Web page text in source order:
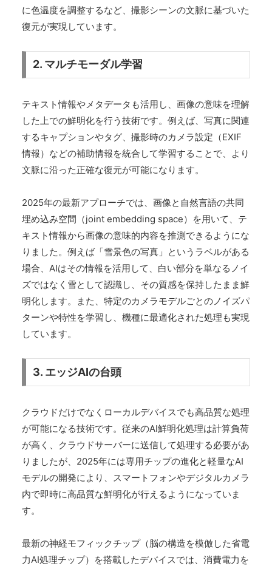
に色温度を調整するなど、撮影シーンの文脈に基づいた
復元が実現しています。
2. マルチモーダル学習
テキスト情報やメタデータも活用し、画像の意味を理解
した上での鮮明化を行う技術です。例えば、写真に関連
するキャプションやタグ、撮影時のカメラ設定（EXIF
情報）などの補助情報を統合して学習することで、より
文脈に沿った正確な復元が可能になります。
2025年の最新アプローチでは、画像と自然言語の共同
埋め込み空間（joint embedding space）を用いて、テ
キスト情報から画像の意味的内容を推測できるようにな
りました。例えば「雪景色の写真」というラベルがある
場合、AIはその情報を活用して、白い部分を単なるノイ
ズではなく雪として認識し、その質感を保持したまま鮮
明化します。また、特定のカメラモデルごとのノイズパ
ターンや特性を学習し、機種に最適化された処理も実現
しています。
3. エッジAIの台頭
クラウドだけでなくローカルデバイスでも高品質な処理
が可能になる技術です。従来のAI鮮明化処理は計算負荷
が高く、クラウドサーバーに送信して処理する必要があ
りましたが、2025年には専用チップの進化と軽量なAI
モデルの開発により、スマートフォンやデジタルカメラ
内で即時に高品質な鮮明化が行えるようになっていま
す。
最新の神経モフィックチップ（脳の構造を模倣した省電
力AI処理チップ）を搭載したデバイスでは、消費電力を